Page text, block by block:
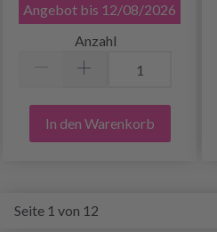
Angebot bis 12/08/2026
Anzahl
In den Warenkorb
Seite 1 von 12